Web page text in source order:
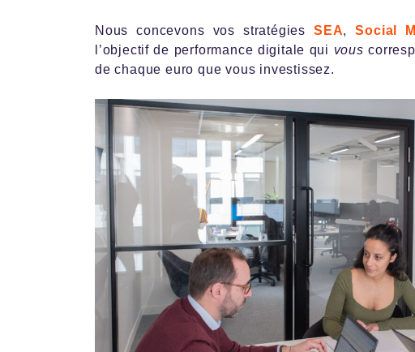
Nous concevons vos stratégiesSEA,Social
l’objectif de performance digitale qui vous
de chaque euro que vous investissez.